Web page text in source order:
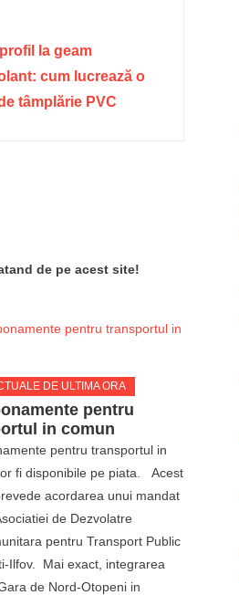
la geam
cum lucrează o
tâmplărie PVC
de pe acest site!
DE ULTIMA ORA
pentru
in comun
pentru transportul in
fi disponibile pe piata. Acest
acordarea unui mandat
de Dezvolatre
pentru Transport Public
Ilfov. Mai exact, integrarea
de Nord-Otopeni in